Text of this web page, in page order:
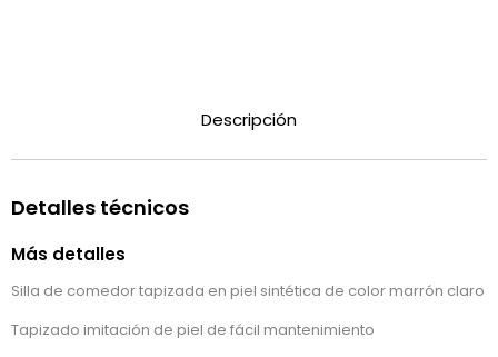
Descripción
Detalles técnicos
Más detalles
Silla de comedor tapizada en piel sintética de color marrón claro
Tapizado imitación de piel de fácil mantenimiento